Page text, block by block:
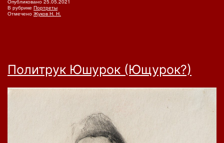
Опубликовано 25.05.2021
В рубрике Портреты
Отмечено Жуков Н. Н.
Политрук Юшурок (Ющурок?)